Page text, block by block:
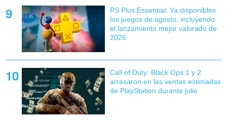
PS Plus Essential: Ya disponibles
los juegos de agosto, incluyendo
el lanzamiento mejor valorado de
2026
Call of Duty: Black Ops 1 y 2
arrasaron en las ventas estimadas
de PlayStation durante julio